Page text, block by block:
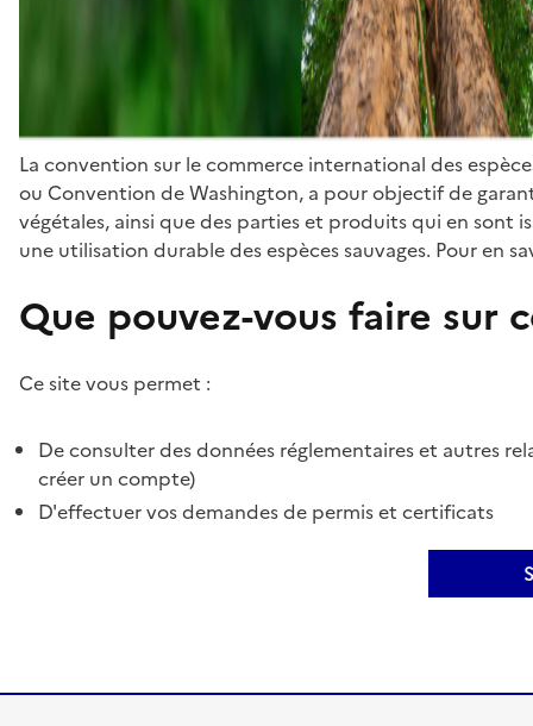
La convention sur le commerce international des
ou Convention de Washington, a pour objectif de
végétales, ainsi que des parties et produits qui en sont
une utilisation durable des espèces sauvages. Pour en
Que pouvez-vous faire sur
Ce site vous permet :
De consulter des données réglementaires et autres
créer un compte)
D'effectuer vos demandes de permis et certificats